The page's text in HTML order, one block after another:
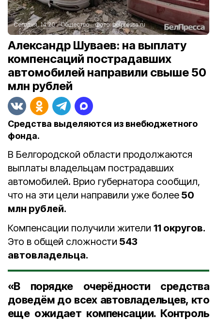
Сегодня, 14:20 Общество Фото:belpressa.ru
Александр Шуваев: на выплату
компенсаций пострадавших
автомобилей направили свыше 50
млн рублей
Средства выделяются из внебюджетного
фонда.
В Белгородской области продолжаются
выплаты владельцам пострадавших
автомобилей. Врио губернатора сообщил,
что на эти цели направили уже более 50
млн рублей.
Компенсации получили жители 11 округов.
Это в общей сложности 543
автовладельца.
«В порядке очерёдности средства
доведём до всех автовладельцев, кто
еще ожидает компенсации. Контроль